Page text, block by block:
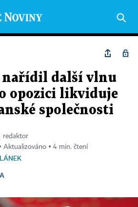
nařídil další vlnu
opozici likviduje
společnosti
redaktor
▪ Aktualizováno ▪ 4 min. čtení